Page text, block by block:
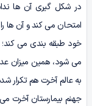
در شکل­ گیری آن‌ ها
امتحان می­ کند و آن‌ ها
خود طبقه‌ بندی می کند؛
می‌‌ شود، همین میزان
به عالم آخرت هم تکرار
جهنم بیمارستان آخرت